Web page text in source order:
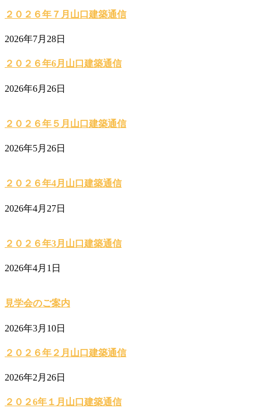
２０２６年７月山口建築通信
2026年7月28日
２０２６年6月山口建築通信
2026年6月26日
２０２６年５月山口建築通信
2026年5月26日
２０２６年4月山口建築通信
2026年4月27日
２０２６年3月山口建築通信
2026年4月1日
見学会のご案内
2026年3月10日
２０２６年２月山口建築通信
2026年2月26日
２０２6年１月山口建築通信